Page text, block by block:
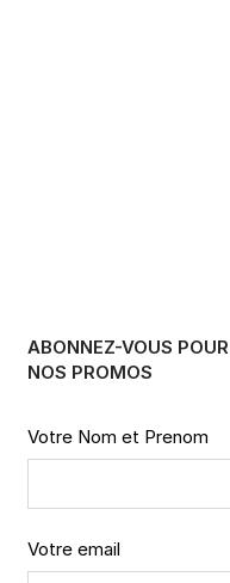
ABONNEZ-VOUS
NOS PROMOS
Votre Nom et Prenom
Votre email